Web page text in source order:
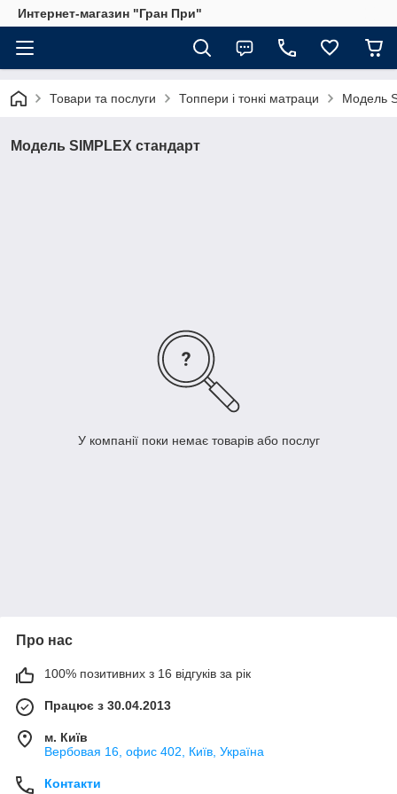
Интернет-магазин "Гран При"
Товари та послуги Топпери і тонкі матраци Модель
Модель SIMPLEX стандарт
У компанії поки немає товарів або послуг
Про нас
100% позитивних з 16 відгуків за рік
Працює з 30.04.2013
м. Київ
Вербовая 16, офис 402, Київ, Україна
Контакти